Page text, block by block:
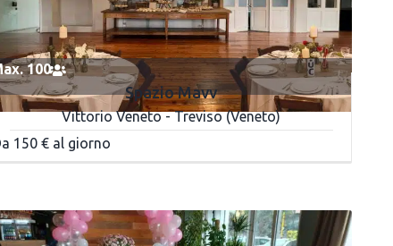
100
Spazio Mavv
Vittorio Veneto - Treviso (Veneto)
150 € al giorno